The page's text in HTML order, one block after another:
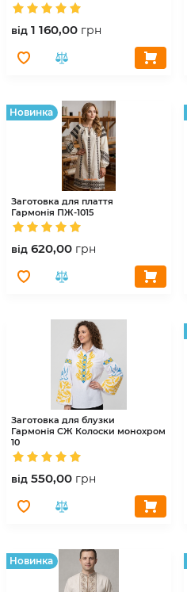
вiд 1 160,00 грн
Hовинка
Заготовка для плаття
Гармонія ПЖ-1015
вiд 620,00 грн
Заготовка для блузки
Гармонія СЖ Колоски монохром
10
вiд 550,00 грн
Hовинка